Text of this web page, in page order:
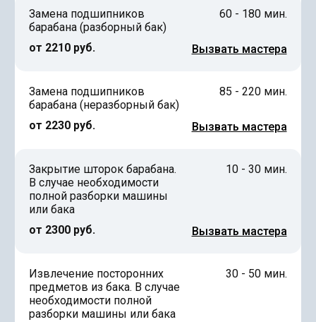
Замена подшипников
барабана (разборный бак)
от 2210 руб.
60 - 180 мин.
Вызвать мастера
Замена подшипников
барабана (неразборный бак)
от 2230 руб.
85 - 220 мин.
Вызвать мастера
Закрытие шторок барабана.
В случае необходимости
полной разборки машины
или бака
от 2300 руб.
10 - 30 мин.
Вызвать мастера
Извлечение посторонних
предметов из бака. В случае
необходимости полной
разборки машины или бака
30 - 50 мин.